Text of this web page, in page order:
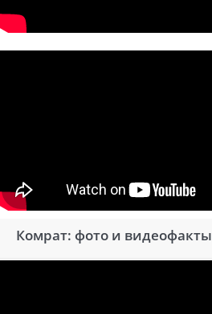
Комрат: фото и видеофакты